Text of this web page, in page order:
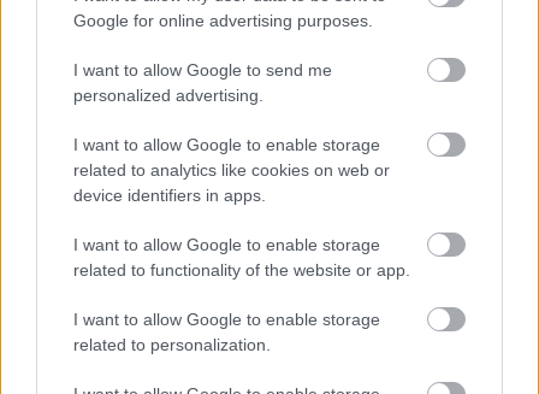
Google for online advertising purposes.
I want to allow Google to send me
personalized advertising.
I want to allow Google to enable storage
related to analytics like cookies on web or
device identifiers in apps.
I want to allow Google to enable storage
related to functionality of the website or app.
I want to allow Google to enable storage
related to personalization.
Excelkezdő•2024. július 05.
Vízkeménység 4. FKERES Az ivóvíz keménységét az
oldott kalcium- és magnéziumsók okozzák. A
vízkeménységet német keménységi fokban (nk°)
adják meg, melyet a táblázatban található mérési
adatokból számolnak, és ez alapján kategóriákba
sorolnak. 1 német keménységi fok 10
milligramm/liter…